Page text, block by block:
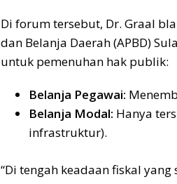
Di forum tersebut, Dr. Graal
dan Belanja Daerah (APBD)
untuk pemenuhan hak publik:
Belanja Pegawai:
Belanja Modal: Hanya
infrastruktur).
“Di tengah keadaan fiskal